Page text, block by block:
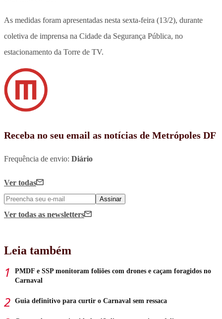
As medidas foram apresentadas nesta sexta-feira (13/2), durante
coletiva de imprensa na Cidade da Segurança Pública, no
estacionamento da Torre de TV.
Receba no seu email as notícias de Metrópoles DF
Frequência de envio: Diário
Ver todas
Assinar
Ver todas as newsletters
Leia também
PMDF e SSP monitoram foliões com drones e caçam foragidos no
Carnaval
Guia definitivo para curtir o Carnaval sem ressaca